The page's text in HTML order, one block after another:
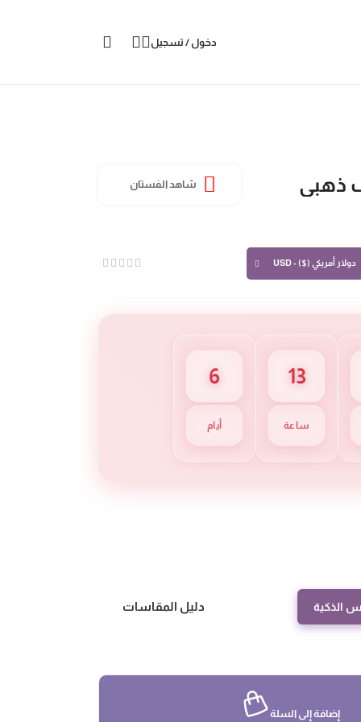
دخول / تسجيل
ذهبي شاهد الفستان
دولار أمريكي ($) - USD
6
أيام
13
ساعة
الذكية دليل المقاسات
إضافة إلى السلة